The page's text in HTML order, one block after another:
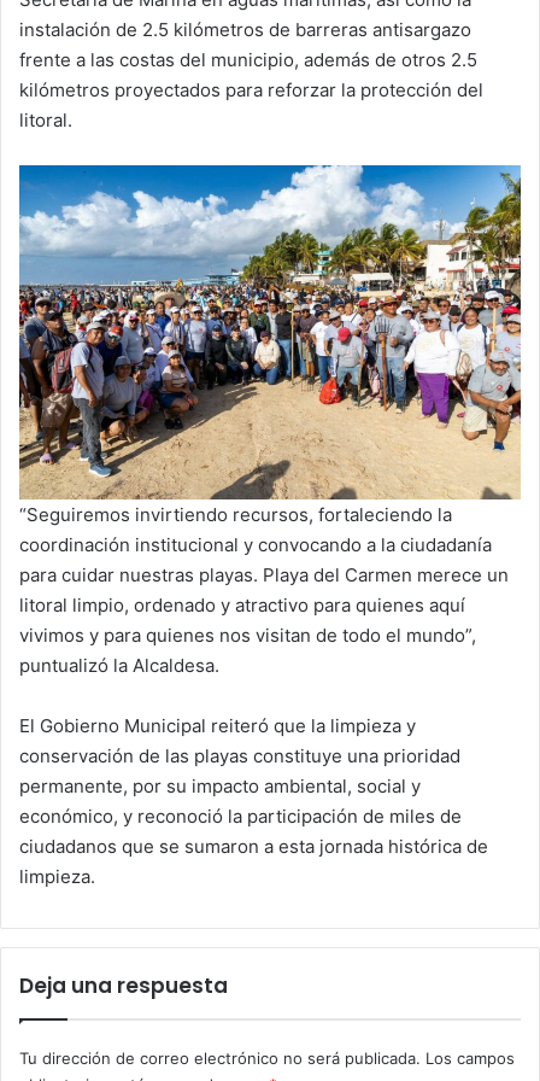
instalación de 2.5 kilómetros de barreras antisargazo
frente a las costas del municipio, además de otros 2.5
kilómetros proyectados para reforzar la protección del
litoral.
“Seguiremos invirtiendo recursos, fortaleciendo la
coordinación institucional y convocando a la ciudadanía
para cuidar nuestras playas. Playa del Carmen merece un
litoral limpio, ordenado y atractivo para quienes aquí
vivimos y para quienes nos visitan de todo el mundo”,
puntualizó la Alcaldesa.
El Gobierno Municipal reiteró que la limpieza y
conservación de las playas constituye una prioridad
permanente, por su impacto ambiental, social y
económico, y reconoció la participación de miles de
ciudadanos que se sumaron a esta jornada histórica de
limpieza.
Deja una respuesta
Tu dirección de correo electrónico no será publicada. Los campos